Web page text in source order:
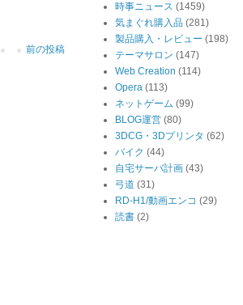
前の投稿
時事ニュース (1459)
気まぐれ購入品 (281)
製品購入・レビュー (198)
テーマサロン (147)
Web Creation (114)
Opera (113)
ネットゲーム (99)
BLOG運営 (80)
3DCG・3Dプリンタ (62)
バイク (44)
自宅サーバ計画 (43)
弓道 (31)
RD-H1/動画エンコ (29)
読書 (2)